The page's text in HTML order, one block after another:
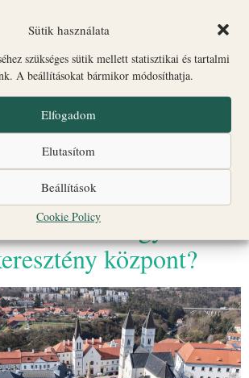
Sütik használata
szükséges sütik mellett statisztikai és tartalmi
A beállításokat bármikor módosíthatja.
Elfogadom
Elutasítom
Beállítások
Cookie Policy
átfogó megújulása az elmúlt évtizedek
hazai műemléki helyreállítása volt. Erről mesél
– A veszprémi várnegyed megújítása című
minden pénteken […]
a veszprémi
mit mesél egy
központ?